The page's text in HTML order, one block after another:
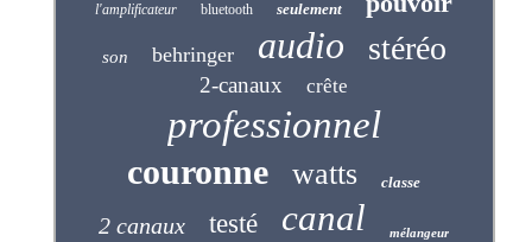
l'amplificateur bluetooth seulement
son behringer audio stéréo
2-canaux crête
professionnel
couronne watts classe
2 canaux testé canal mélangeur